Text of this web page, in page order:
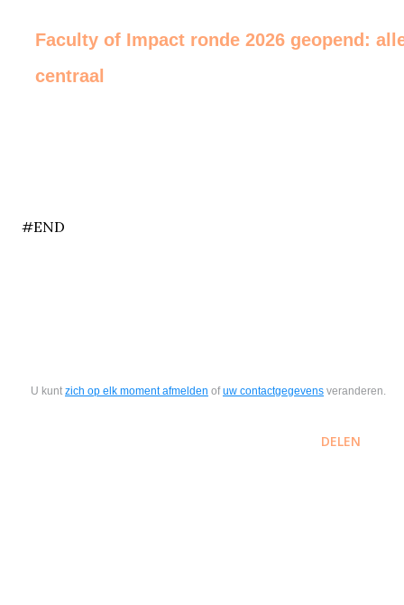
Faculty of Impact ronde 2026 geopend:
centraal
#END
U kunt zich op elk moment afmelden ofuw contactgegevens veranderen.
DELEN